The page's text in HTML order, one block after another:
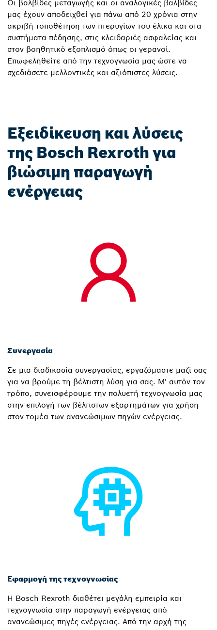
Οι βαλβίδες μεταγωγής και οι αναλογικές βαλβίδες
μας έχουν αποδειχθεί για πάνω από 20 χρόνια στην
ακριβή τοποθέτηση των πτερυγίων του έλικα και στα
συστήματα πέδησης, στις κλειδαριές ασφαλείας και
στον βοηθητικό εξοπλισμό όπως οι γερανοί.
Επωφεληθείτε από την τεχνογνωσία μας ώστε να
σχεδιάσετε μελλοντικές και αξιόπιστες λύσεις.
Εξειδίκευση και λύσεις
της Bosch Rexroth για
βιώσιμη παραγωγή
ενέργειας
Συνεργασία
Σε μια διαδικασία συνεργασίας, εργαζόμαστε μαζί σας
για να βρούμε τη βέλτιστη λύση για σας. Μ' αυτόν τον
τρόπο, συνεισφέρουμε την πολυετή τεχνογνωσία μας
στην επιλογή των βέλτιστων εξαρτημάτων για χρήση
στον τομέα των ανανεώσιμων πηγών ενέργειας.
Εφαρμογή της τεχνογνωσίας
Η Bosch Rexroth διαθέτει μεγάλη εμπειρία και
τεχνογνωσία στην παραγωγή ενέργειας από
ανανεώσιμες πηγές ενέργειας. Από την αρχή της